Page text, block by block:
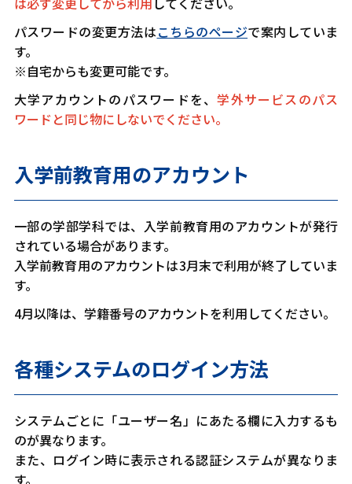
パスワードの変更方法はこちらのページで案内していま
す。
※自宅からも変更可能です。
大学アカウントのパスワードを、学外サービスのパス
ワードと同じ物にしないでください。
入学前教育用のアカウント
一部の学部学科では、入学前教育用のアカウントが発行
されている場合があります。
入学前教育用のアカウントは3月末で利用が終了していま
す。
4月以降は、学籍番号のアカウントを利用してください。
各種システムのログイン方法
システムごとに「ユーザー名」にあたる欄に入力するも
のが異なります。
また、ログイン時に表示される認証システムが異なりま
す。